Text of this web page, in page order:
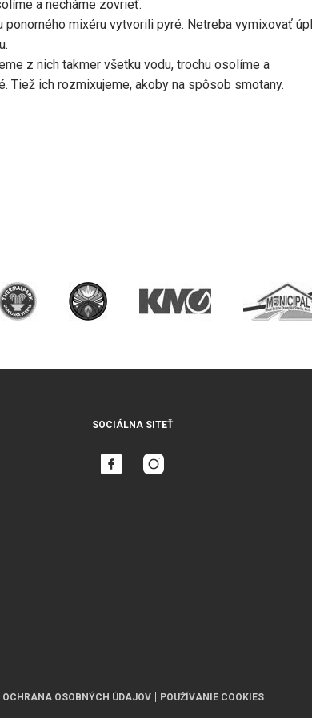
a necháme zovrieť.
mixéru vytvorili pyré. Netreba vymixovať
z nich takmer všetku vodu, trochu osolíme a
Tiež ich rozmixujeme, akoby na spôsob smotany.
SOCIÁLNA SITEŤ
OCHRANA OSOBNÝCH ÚDAJOV POUŽÍVANIE COOKIES